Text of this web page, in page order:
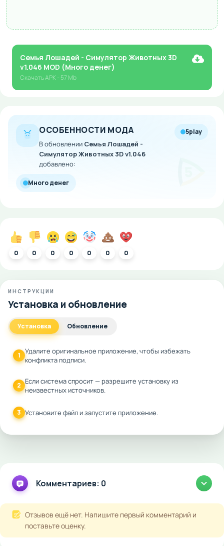
Семья Лошадей - Симулятор Животных 3D
v1.046 MOD (Много денег)
СкачатьAPK- 57 Mb
ОСОБЕННОСТИ МОДА
В обновлении Семья Лошадей -
Симулятор Животных 3D v1.046
добавлено:
5play
Много денег
0 0 0 0 0 0 0
ИНСТРУКЦИИ
Установка и обновление
Установка Обновление
1 Удалите оригинальное приложение, чтобы избежать
конфликта подписи.
2 Если система спросит — разрешите установку из
неизвестных источников.
3 Установите файл и запустите приложение.
Комментариев: 0
Отзывов ещё нет. Напишите первый комментарий и
поставьте оценку.